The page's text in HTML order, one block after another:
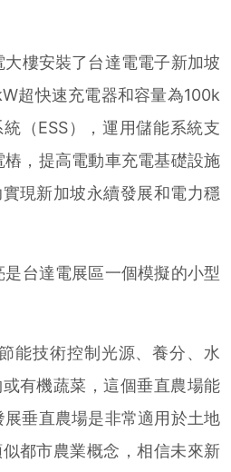
安裝了台達電電子新加坡
超快速充電器和容量為100k
（ESS），運用儲能系統支
，提高電動車充電基礎設施
現新加坡永續發展和電力穩
達電展區一個模擬的小型
技術控制光源、養分、水
有機蔬菜，這個垂直農場能
垂直農場是非常適用於土地
都市農業概念，相信未來新